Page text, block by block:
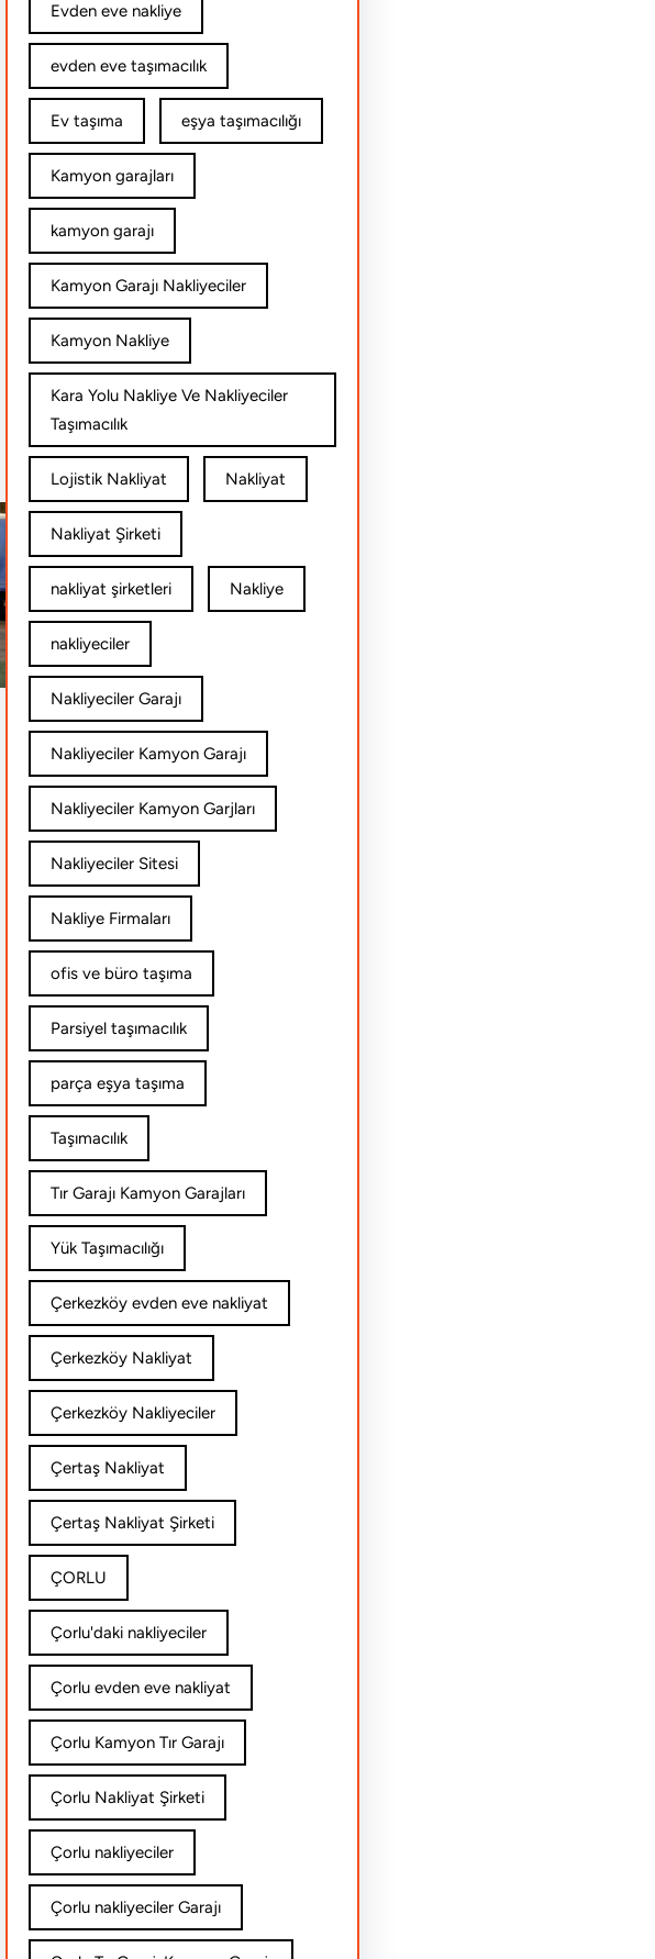
Evden eve nakliye
evden eve taşımacılık
Ev taşıma eşya taşımacılığı
Kamyon garajları
kamyon garajı
Kamyon Garajı Nakliyeciler
Kamyon Nakliye
Kara Yolu Nakliye Ve Nakliyeciler
Taşımacılık
Lojistik Nakliyat Nakliyat
Nakliyat Şirketi
nakliyat şirketleri Nakliye
nakliyeciler
Nakliyeciler Garajı
Nakliyeciler Kamyon Garajı
Nakliyeciler Kamyon Garjları
Nakliyeciler Sitesi
Nakliye Firmaları
ofis ve büro taşıma
Parsiyel taşımacılık
parça eşya taşıma
Taşımacılık
Tır Garajı Kamyon Garajları
Yük Taşımacılığı
Çerkezköy evden eve nakliyat
Çerkezköy Nakliyat
Çerkezköy Nakliyeciler
Çertaş Nakliyat
Çertaş Nakliyat Şirketi
ÇORLU
Çorlu'daki nakliyeciler
Çorlu evden eve nakliyat
Çorlu Kamyon Tır Garajı
Çorlu Nakliyat Şirketi
Çorlu nakliyeciler
Çorlu nakliyeciler Garajı